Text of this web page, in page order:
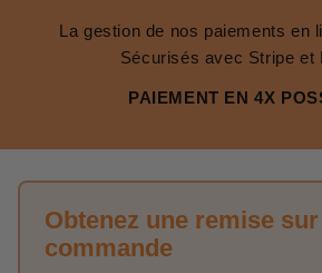
La gestion de nos paiements en
Sécurisés avec Stripe et
PAIEMENT EN 4X
Obtenez une remise
commande